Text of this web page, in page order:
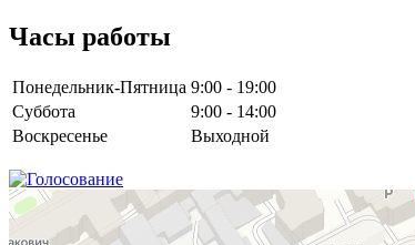
Часы работы
Понедельник-Пятница 9:00 - 19:00
Суббота
9:00 - 14:00
Воскресенье
Выходной